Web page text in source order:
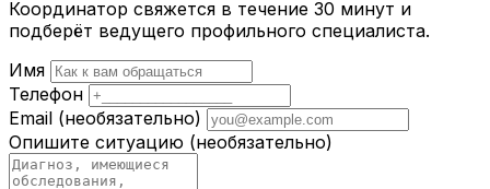
Координатор свяжется в течение 30 минут и
подберёт ведущего профильного специалиста.
Имя
Телефон
Email (необязательно)
Опишите ситуацию (необязательно)